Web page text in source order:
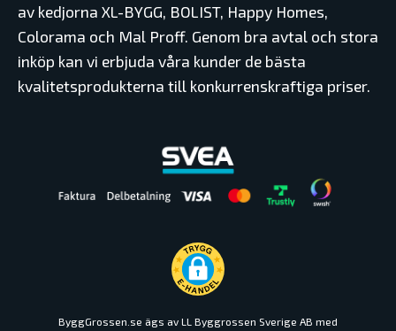
av kedjorna XL-BYGG, BOLIST, Happy Homes,
Colorama och Mal Proff. Genom bra avtal och stora
inköp kan vi erbjuda våra kunder de bästa
kvalitetsprodukterna till konkurrenskraftiga priser.
ByggGrossen.se ägs av LL Byggrossen Sverige AB med